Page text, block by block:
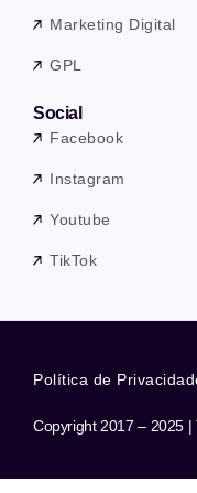
Marketing Digital
GPL
Social
Facebook
Instagram
Youtube
TikTok
Copyright 2017 – 2025 |
Política de